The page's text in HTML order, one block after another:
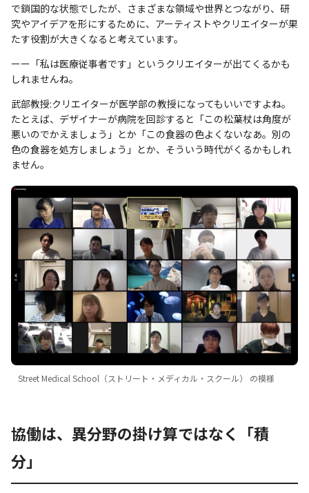
で鎖国的な状態でしたが、さまざまな領域や世界とつながり、研
究やアイデアを形にするために、アーティストやクリエイターが果
たす役割が大きくなると考えています。
ーー「私は医療従事者です」というクリエイターが出てくるかも
しれませんね。
武部教授:クリエイターが医学部の教授になってもいいですよね。
たとえば、デザイナーが病院を回診すると「この松葉杖は角度が
悪いのでかえましょう」とか「この食器の色よくないなあ。別の
色の食器を処方しましょう」とか、そういう時代がくるかもしれ
ません。
Street Medical School（ストリート・メディカル・スクール） の模様
協働は、異分野の掛け算ではなく「積
分」